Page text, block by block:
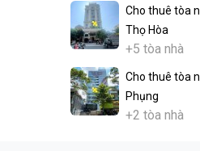
Cho thuê tòa
Thọ Hòa
+5 tòa nhà
Cho thuê tòa
Phụng
+2 tòa nhà